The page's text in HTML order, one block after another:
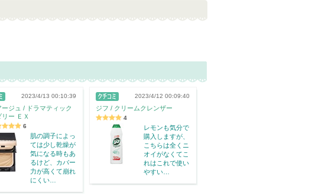
2023/4/13 00:10:39
ージュ / ドラマティック
リー ＥＸ
6
肌の調子によっ
ては少し乾燥が
気になる時もあ
るけど、カバー
力が高くて崩れ
にくい…
2023/4/12 00:09:40
ジフ / クリームクレンザー
4
レモンも気分で
購入しますが、
こちらは全くニ
オイがなくてこ
れはこれで使い
やすい…